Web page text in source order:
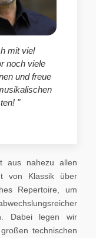
mit viel
noch viele
und freue
"
aus nahezu allen
von Klassik über
Repertoire, um
Dabei legen wir
technischen